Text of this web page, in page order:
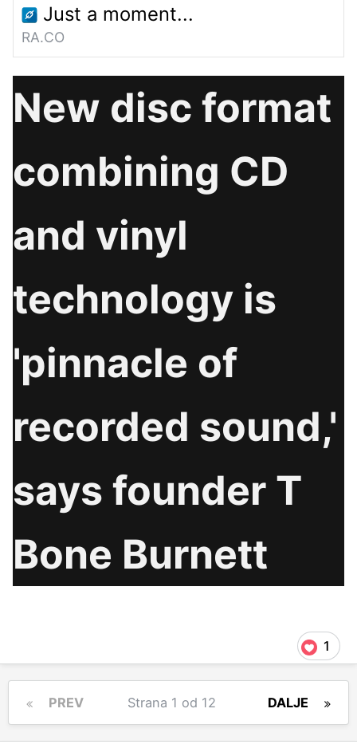
Just a moment...
RA.CO
New disc format
combining CD
and vinyl
technology is
'pinnacle of
recorded sound,'
says founder T
Bone Burnett
1
PREV DALJE
Strana 1 od 12